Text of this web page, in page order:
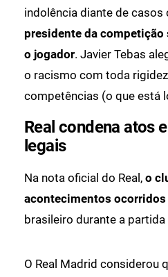
indolência diante de casos
presidente da
o jogador. Javier Tebas
o racismo com toda
competências (o que está
Real condena atos
legais
Na nota oficial do Real, o
acontecimentos ocorridos
brasileiro durante a
O Real Madrid considerou